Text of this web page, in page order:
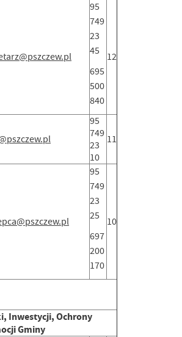
95
749
23
45
695
500
840
12
95
749
23
10
11
95
749
23
25
697
200
170
10
Inwestycji, Ochrony
Gminy